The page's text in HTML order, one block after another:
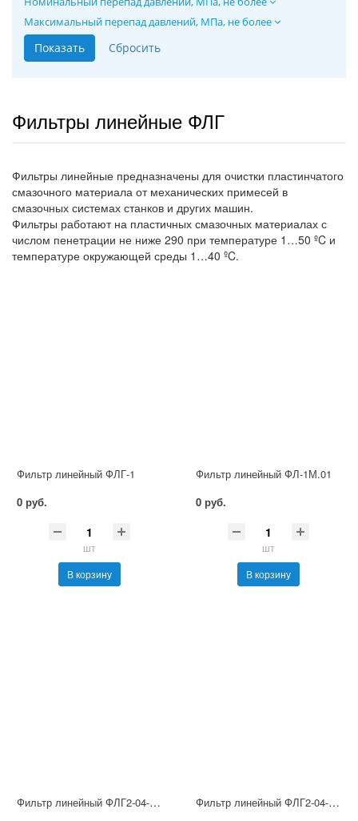
Максимальный перепад давлений, МПа, не более
Фильтры линейные ФЛГ
Фильтры линейные предназначены для очистки пластинчатого
смазочного материала от механических примесей в
смазочных системах станков и других машин.
Фильтры работают на пластичных смазочных материалах с
числом пенетрации не ниже 290 при температуре 1…50 ºC и
температуре окружающей среды 1…40 ºC.
Фильтр линейный ФЛГ-1
0 руб.
шт
В корзину
Фильтр линейный ФЛ-1М.01
0 руб.
шт
В корзину
Фильтр линейный ФЛГ2-04-250 Фильтр линейный ФЛГ2-04-160